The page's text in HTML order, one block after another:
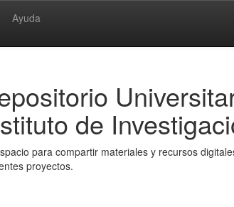
Ayuda
de
para compartir materiales y recursos
proyectos.